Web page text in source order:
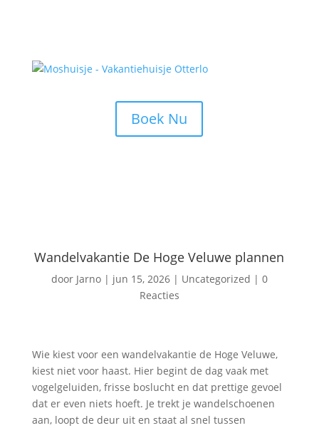
Boek Nu
Wandelvakantie De Hoge Veluwe plannen
door Jarno| jun 15, 2026| Uncategorized | 0
Reacties
Wie kiest voor een wandelvakantie de Hoge Veluwe,
kiest niet voor haast. Hier begint de dag vaak met
vogelgeluiden, frisse boslucht en dat prettige gevoel
dat er even niets hoeft. Je trekt je wandelschoenen
aan, loopt de deur uit en staat al snel tussen